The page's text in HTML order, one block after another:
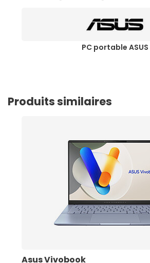
PC portable ASUS
Produits similaires
Asus Vivobook